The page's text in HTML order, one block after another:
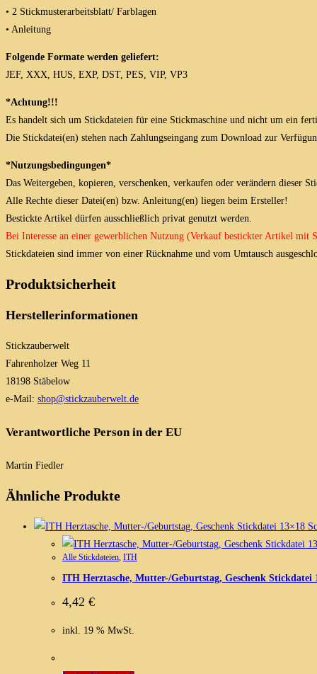
• 2 Stickmusterarbeitsblatt/ Farblagen
• Anleitung
Folgende Formate werden geliefert:
JEF, XXX, HUS, EXP, DST, PES, VIP, VP3
*Achtung!!!
Es handelt sich um Stickdateien für eine Stickmaschine und nicht um ein
Die Stickdatei(en) stehen nach Zahlungseingang zum Download zur
*Nutzungsbedingungen*
Das Weitergeben, kopieren, verschenken, verkaufen oder verändern dieser
Alle Rechte dieser Datei(en) bzw. Anleitung(en) liegen beim Ersteller!
Bestickte Artikel dürfen ausschließlich privat genutzt werden.
Bei Interesse an einer gewerblichen Nutzung (Verkauf bestickter Artikel
Stickdateien sind immer von einer Rücknahme und vom Umtausch
Produktsicherheit
Herstellerinformationen
Stickzauberwelt
Fahrenholzer Weg 11
18198 Stäbelow
e-Mail: shop@stickzauberwelt.de
Verantwortliche Person in der EU
Martin Fiedler
Ähnliche Produkte
Alle Stickdateien ITH
ITH Herztasche, Mutter-/Geburtstag, Geschenk Stickdatei
4,42 €
inkl. 19 % MwSt.